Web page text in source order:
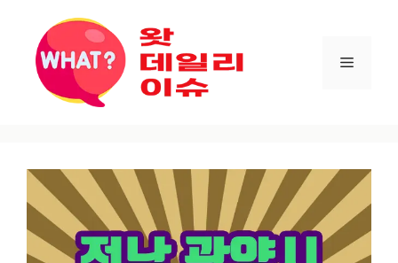
건너뛰기
메뉴